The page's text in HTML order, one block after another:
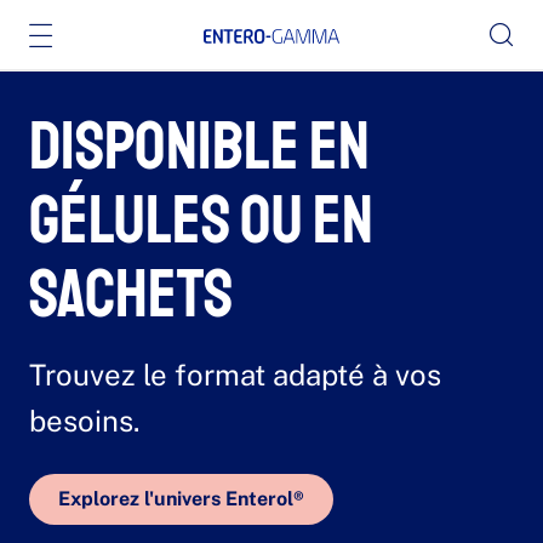
n
r
o
Disponible en
gélules ou en
sachets
Trouvez le format adapté à vos
besoins.
Explorez l'univers Enterol®